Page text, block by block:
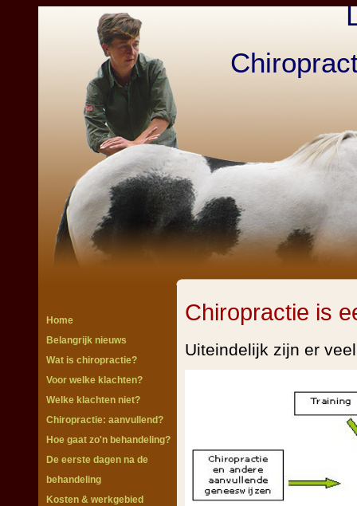
Home
Belangrijk nieuws
Wat is chiropractie?
Voor welke klachten?
Welke klachten niet?
Chiropractie: aanvullend?
Hoe gaat zo'n behandeling?
De eerste dagen na de
behandeling
Kosten & werkgebied
Chiropractie is
Uiteindelijk zijn er